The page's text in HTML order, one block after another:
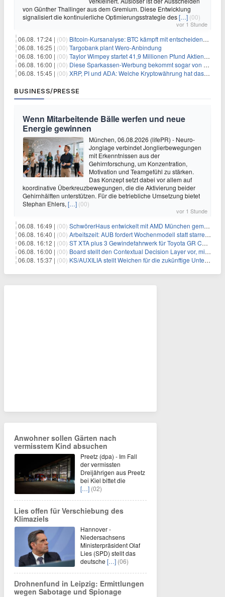
von Günther Thallinger aus dem Gremium. Diese Entwicklung
signalisiert die kontinuierliche Optimierungsstrategie des[…] (00)
vor 1 Stunde
06.08. 17:24 | (00) Bitcoin-Kursanalyse: BTC kämpft mit entscheidender $65K-Hürde, während sich ein Liquidationscluster aufbaut
06.08. 16:25 | (00) Targobank plant Wero-Anbindung
06.08. 16:00 | (00) Taylor Wimpey startet 41,9 Millionen Pfund Aktienrückkauf – was Anleger wissen müssen
06.08. 16:00 | (00) Diese Sparkassen-Werbung bekommt sogar von der Konkurrenz Lob
06.08. 15:45 | (00) XRP, PI und ADA: Welche Kryptowährung hat das größte Potenzial im nächsten Bullenmarkt?
BUSINESS/PRESSE
Wenn Mitarbeitende Bälle werfen und neue
Energie gewinnen
München, 06.08.2026 (lifePR) - Neuro-
Jonglage verbindet Jonglierbewegungen
mit Erkenntnissen aus der
Gehirnforschung, um Konzentration,
Motivation und Teamgefühl zu stärken.
Das Konzept setzt dabei vor allem auf
koordinative Überkreuzbewegungen, die die Aktivierung beider
Gehirnhälften unterstützen. Für die betriebliche Umsetzung bietet
Stephan Ehlers, […] (00)
vor 1 Stunde
06.08. 16:49 | (00) SchwörerHaus entwickelt mit AMD München gemeinsam Tiny-Living-Konzepte und erhalten dafür den New Living Award
06.08. 16:40 | (00) Arbeitszeit: AUB fordert Wochenmodell statt starrer Tagesgrenze
06.08. 16:12 | (00) ST XTA plus 3 Gewindefahrwerk für Toyota GR Corolla entwickelt: Erstklassige Straßenlage in jeder Situation
06.08. 16:00 | (00) Board stellt den Contextual Decision Layer vor, mit dem Unternehmensdaten und KI-Investitionen in intelligentere Geschäftsentscheidungen umgesetzt wer
06.08. 15:37 | (00) KS/AUXILIA stellt Weichen für die zukünftige Unternehmensführung
Anwohner sollen Gärten nach
vermisstem Kind absuchen
Preetz (dpa) - Im Fall
der vermissten
Dreijährigen aus Preetz
bei Kiel bittet die
[…] (02)
Lies offen für Verschiebung des
Klimaziels
Hannover -
Niedersachsens
Ministerpräsident Olaf
Lies (SPD) stellt das
deutsche […] (06)
Drohnenfund in Leipzig: Ermittlungen
wegen Sabotage und Spionage